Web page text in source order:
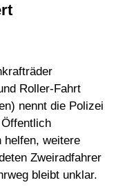
Roller-Fahrt
nennt die Polizei
helfen, weitere
Zweiradfahrer
bleibt unklar.